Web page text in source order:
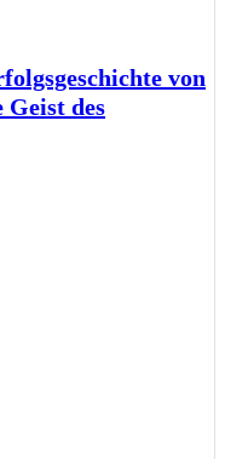
von
Geist des